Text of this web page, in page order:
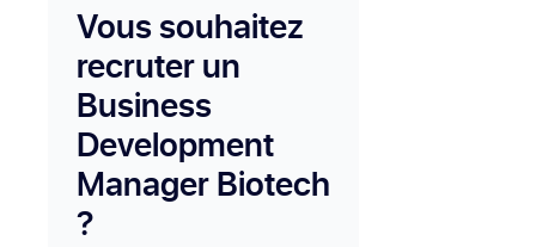
Vous souhaitez
recruter un
Business
Development
Manager Biotech
?